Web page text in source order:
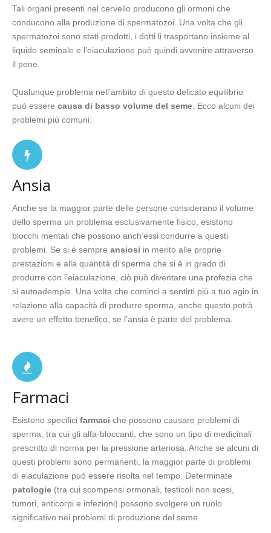
Tali organi presenti nel cervello producono gli ormoni che
conducono alla produzione di spermatozoi. Una volta che gli
spermatozoi sono stati prodotti, i dotti li trasportano insieme al
liquido seminale e l’eiaculazione può quindi avvenire attraverso
il pene.
Qualunque problema nell’ambito di questo delicato equilibrio
può essere causa di basso volume del seme . Ecco alcuni dei
problemi più comuni:
Ansia
Anche se la maggior parte delle persone considerano il volume
dello sperma un problema esclusivamente fisico, esistono
blocchi mentali che possono anch’essi condurre a questi
problemi. Se si è sempre ansiosi in merito alle proprie
prestazioni e alla quantità di sperma che si è in grado di
produrre con l’eiaculazione, ciò può diventare una profezia che
si autoadempie. Una volta che cominci a sentirti più a tuo agio in
relazione alla capacità di produrre sperma, anche questo potrà
avere un effetto benefico, se l’ansia è parte del problema.
Farmaci
Esistono specifici farmaci che possono causare problemi di
sperma, tra cui gli alfa-bloccanti, che sono un tipo di medicinali
prescritto di norma per la pressione arteriosa. Anche se alcuni di
questi problemi sono permanenti, la maggior parte di problemi
di eiaculazione può essere risolta nel tempo. Determinate
patologie (tra cui scompensi ormonali, testicoli non scesi,
tumori, anticorpi e infezioni) possono svolgere un ruolo
significativo nei problemi di produzione del seme.